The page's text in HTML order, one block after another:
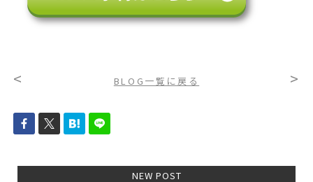
< BLOG一覧に戻る >
NEW POST